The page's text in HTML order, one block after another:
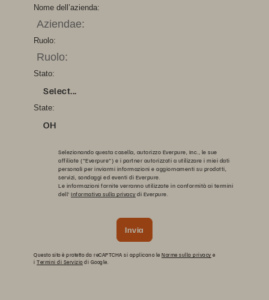
Nome dell’azienda:
Ruolo:
Stato:
Select...
State:
OH
Selezionando questa casella, autorizzo Everpure, Inc., le sue
affiliate ("Everpure") e i partner autorizzati a utilizzare i miei dati
personali per inviarmi informazioni e aggiornamenti su prodotti,
servizi, sondaggi ed eventi di Everpure.
Le informazioni fornite verranno utilizzate in conformità ai termini
dell' Informativa sulla privacydi Everpure.
Invia
Questo sito è protetto da reCAPTCHA si applicano le Norme sulla privacy e
i Termini di Serviziodi Google.